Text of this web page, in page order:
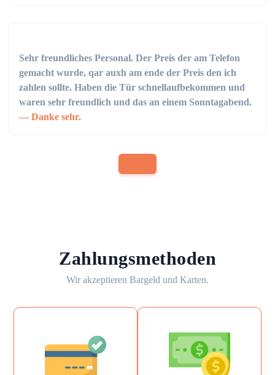
Sehr freundliches Personal. Der Preis der am Telefon
gemacht wurde, qar auxh am ende der Preis den ich
zahlen sollte. Haben die Tür schnellaufbekommen und
waren sehr freundlich und das an einem Sonntagabend.
Danke sehr.
Zahlungsmethoden
Wir akzeptieren Bargeld und Karten.